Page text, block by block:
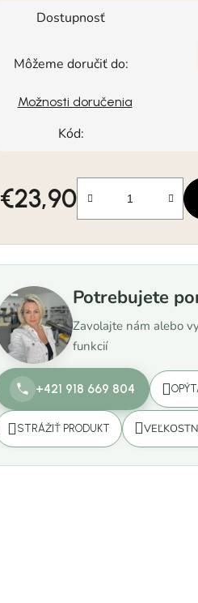
Dostupnosť
Môžeme doručiť do:
Možnosti doručenia
Kód:
€23,90
Jednotková cena:
Potrebujete
Zavolajte nám alebo
funkcií
+421 918 669 804
STRÁŽIŤ PRODUKT